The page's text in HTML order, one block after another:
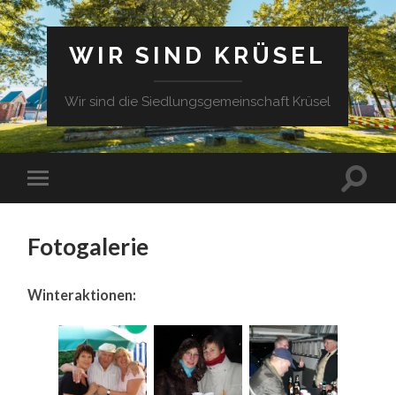
WIR SIND KRÜSEL
Wir sind die Siedlungsgemeinschaft Krüsel
Fotogalerie
Winteraktionen: